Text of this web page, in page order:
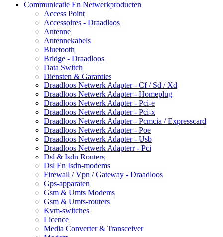
Communicatie En Netwerkproducten
Access Point
Accessoires - Draadloos
Antenne
Antennekabels
Bluetooth
Bridge - Draadloos
Data Switch
Diensten & Garanties
Draadloos Netwerk Adapter - Cf / Sd / Xd
Draadloos Netwerk Adapter - Homeplug
Draadloos Netwerk Adapter - Pci-e
Draadloos Netwerk Adapter - Pci-x
Draadloos Netwerk Adapter - Pcmcia / Expresscard
Draadloos Netwerk Adapter - Poe
Draadloos Netwerk Adapter - Usb
Draadloos Netwerk Adapterr - Pci
Dsl & Isdn Routers
Dsl En Isdn-modems
Firewall / Vpn / Gateway - Draadloos
Gps-apparaten
Gsm & Umts Modems
Gsm & Umts-routers
Kvm-switches
Licence
Media Converter & Transceiver